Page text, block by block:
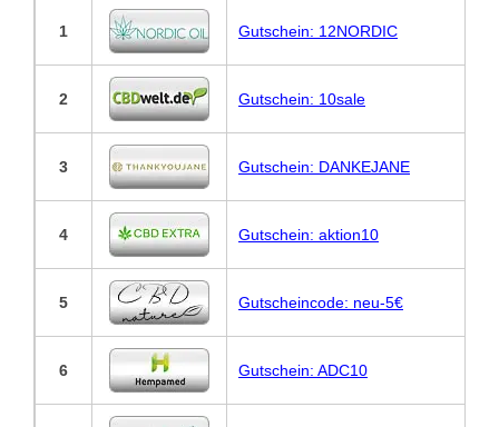
1 Gutschein: 12NORDIC
2 Gutschein: 10sale
3 Gutschein: DANKEJANE
4 Gutschein: aktion10
5 Gutscheincode: neu-5€
6 Gutschein: ADC10